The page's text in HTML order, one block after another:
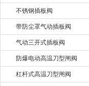
不锈钢插板阀
带防尘罩气动插板阀
气动三开式插板阀
防爆电动高温刀型闸阀
杠杆式高温刀型闸阀